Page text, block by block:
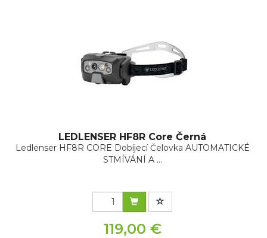
LEDLENSER HF8R Core Černá
Ledlenser HF8R CORE Dobíjecí Čelovka AUTOMATICKÉ
STMÍVÁNÍ A ...
119,00 €